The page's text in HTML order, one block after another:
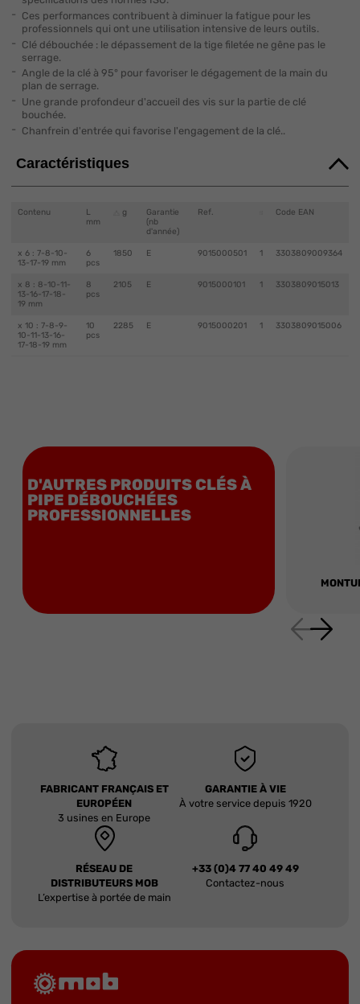
Ces performances contribuent à diminuer la fatigue pour les
professionnels qui ont une utilisation intensive de leurs outils.
Clé débouchée : le dépassement de la tige filetée ne gêne pas le
serrage.
Angle de la clé à 95° pour favoriser le dégagement de la main du
plan de serrage.
Une grande profondeur d'accueil des vis sur la partie de clé
bouchée.
Chanfrein d'entrée qui favorise l'engagement de la clé..
Caractéristiques
Contenu
L
mm
g
Garantie
(nb
d'année)
Ref. Code EAN
x 6 : 7-8-10-
13-17-19 mm
6
pcs
1850 E 9015000501 1 3303809009364
x 8 : 8-10-11-
13-16-17-18-
19 mm
8
pcs
2105 E 9015000101 1 3303809015013
x 10 : 7-8-9-
10-11-13-16-
17-18-19 mm
10
pcs
2285 E 9015000201 1 3303809015006
D'AUTRES PRODUITS CLÉS À
PIPE DÉBOUCHÉES
PROFESSIONNELLES
FABRICANT FRANÇAIS ET
EUROPÉEN
3 usines en Europe
GARANTIE À VIE
À votre service depuis 1920
RÉSEAU DE
DISTRIBUTEURS MOB
L’expertise à portée de main
+33 (0)4 77 40 49 49
Contactez-nous